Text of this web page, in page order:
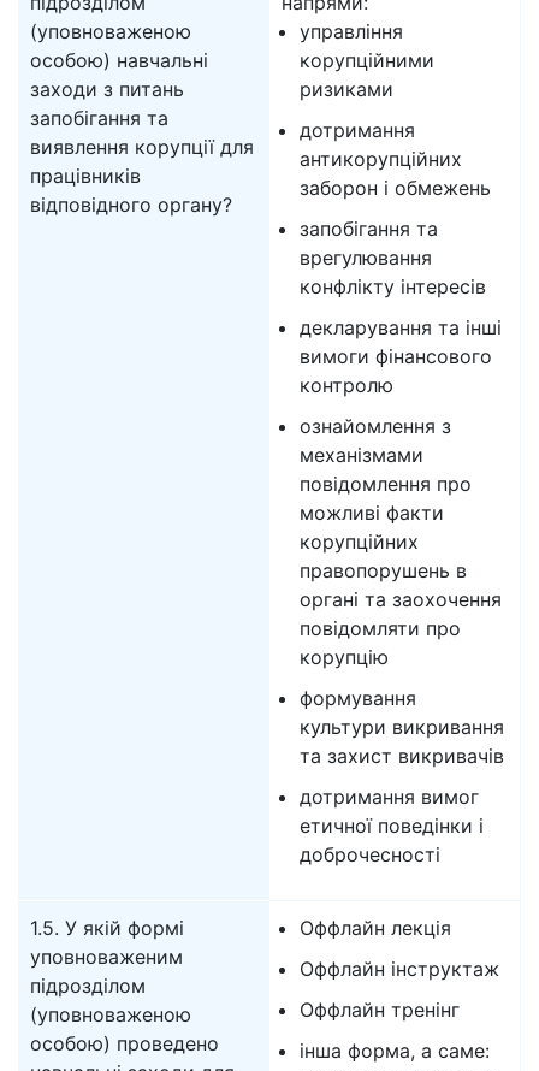
(уповноваженою
особою) навчальні
заходи з питань
запобігання та
виявлення корупції для
працівників
відповідного органу?
управління
корупційними
ризиками
дотримання
антикорупційних
заборон і обмежень
запобігання та
врегулювання
конфлікту інтересів
декларування та інші
вимоги фінансового
контролю
ознайомлення з
механізмами
повідомлення про
можливі факти
корупційних
правопорушень в
органі та заохочення
повідомляти про
корупцію
формування
культури викривання
та захист викривачів
дотримання вимог
етичної поведінки і
доброчесності
1.5. У якій формі
уповноваженим
підрозділом
(уповноваженою
особою) проведено
Оффлайн лекція
Оффлайн інструктаж
Оффлайн тренінг
інша форма, а саме: